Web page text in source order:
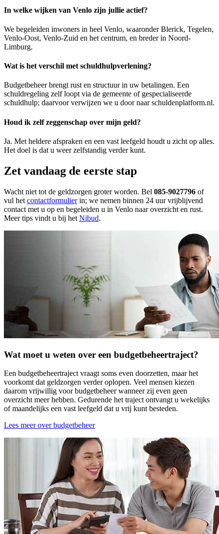
In welke wijken van Venlo zijn jullie actief?
We begeleiden inwoners in heel Venlo, waaronder Blerick, Tegelen,
Venlo-Oost, Venlo-Zuid en het centrum, en breder in Noord-
Limburg.
Wat is het verschil met schuldhulpverlening?
Budgetbeheer brengt rust en structuur in uw betalingen. Een
schuldregeling zelf loopt via de gemeente of gespecialiseerde
schuldhulp; daarvoor verwijzen we u door naar schuldenplatform.nl.
Houd ik zelf zeggenschap over mijn geld?
Ja. Met heldere afspraken en een vast leefgeld houdt u zicht op alles.
Het doel is dat u weer zelfstandig verder kunt.
Zet vandaag de eerste stap
Wacht niet tot de geldzorgen groter worden. Bel 085-9027796 of
vul het contactformulierin; we nemen binnen 24 uur vrijblijvend
contact met u op en begeleiden u in Venlo naar overzicht en rust.
Meer tips vindt u bij het Nibud.
Wat moet u weten over een budgetbeheertraject?
Een budgetbeheertraject vraagt soms even doorzetten, maar het
voorkomt dat geldzorgen verder oplopen. Veel mensen kiezen
daarom vrijwillig voor budgetbeheer wanneer zij even geen
overzicht meer hebben. Gedurende het traject ontvangt u wekelijks
of maandelijks een vast leefgeld dat u vrij kunt besteden.
Lees meer over budgetbeheer